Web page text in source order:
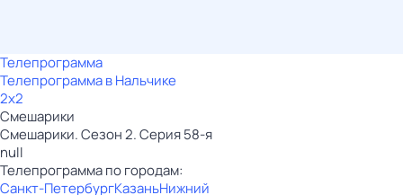
Телепрограмма
Телепрограмма в Нальчике
2x2
Смешарики
Смешарики. Сезон 2. Серия 58-я
null
Телепрограмма по городам:
Санкт-ПетербургКазаньНижний